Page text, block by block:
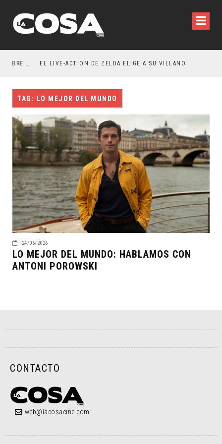
RESEÑA LA INVITACIÓN: OLIVIA WILDE REFLEXIONA SOBRE LA VIDA CONYUGAL EL LIVE-ACTION DE ZELDA ELIGE A SU VILLANO
TAG: LO MEJOR DEL MUNDO
24/06/2026
LO MEJOR DEL MUNDO: HABLAMOS CON
ANTONI POROWSKI
CONTACTO
web@lacosacine.com